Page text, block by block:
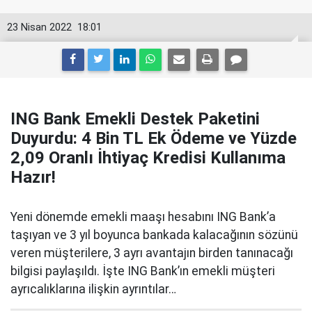
18:01
23 Nisan 2022
ING Bank Emekli Destek Paketini
Duyurdu: 4 Bin TL Ek Ödeme ve Yüzde
2,09 Oranlı İhtiyaç Kredisi Kullanıma
Hazır!
Yeni dönemde emekli maaşı hesabını ING Bank’a
taşıyan ve 3 yıl boyunca bankada kalacağının sözünü
veren müşterilere, 3 ayrı avantajın birden tanınacağı
bilgisi paylaşıldı. İşte ING Bank’ın emekli müşteri
ayrıcalıklarına ilişkin ayrıntılar…